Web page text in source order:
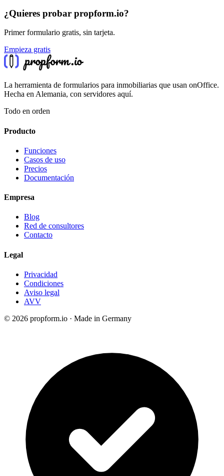
¿Quieres probar propform.io?
Primer formulario gratis, sin tarjeta.
Empieza gratis
La herramienta de formularios para inmobiliarias que usan onOffice.
Hecha en Alemania, con servidores aquí.
Todo en orden
Producto
Funciones
Casos de uso
Precios
Documentación
Empresa
Blog
Red de consultores
Contacto
Legal
Privacidad
Condiciones
Aviso legal
AVV
© 2026 propform.io · Made in Germany